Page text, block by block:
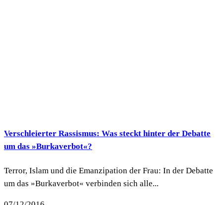
Verschleierter Rassismus: Was steckt hinter der Debatte
um das »Burkaverbot«?
Terror, Islam und die Emanzipation der Frau: In der Debatte
um das »Burkaverbot« verbinden sich alle...